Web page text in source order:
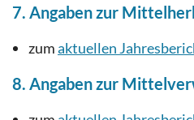
7. Angaben zur
zumaktuellen
8. Angaben zur